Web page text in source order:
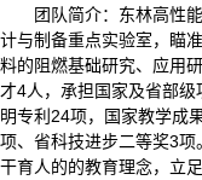
团队简介：东林高性
计与制备重点实验室，瞄
料的阻燃基础研究、应用
才4人，承担国家及省部
明专利24项，国家教学成
项、省科技进步二等奖3
干育人的的教育理念，立